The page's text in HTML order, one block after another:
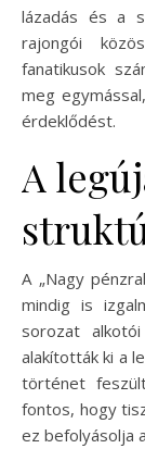
lázadás és a
rajongói
fanatikusok
meg
érdeklődést.
A
A „Nagy
mindig is
sorozat
alakították ki a
történet
fontos, hogy
ez befolyásolja